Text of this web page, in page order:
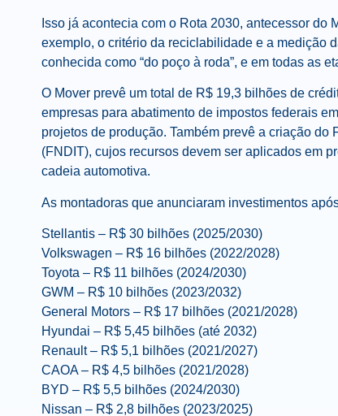
Isso já acontecia com o Rota 2030, antecessor do
exemplo, o critério da reciclabilidade e a medição
conhecida como “do poço à roda”, e em todas as
O Mover prevê um total de R$ 19,3 bilhões de
empresas para abatimento de impostos federais
projetos de produção. Também prevê a criação
(FNDIT), cujos recursos devem ser aplicados em
cadeia automotiva.
As montadoras que anunciaram investimentos
Stellantis – R$ 30 bilhões (2025/2030)
Volkswagen – R$ 16 bilhões (2022/2028)
Toyota – R$ 11 bilhões (2024/2030)
GWM – R$ 10 bilhões (2023/2032)
General Motors – R$ 17 bilhões (2021/2028)
Hyundai – R$ 5,45 bilhões (até 2032)
Renault – R$ 5,1 bilhões (2021/2027)
CAOA – R$ 4,5 bilhões (2021/2028)
BYD – R$ 5,5 bilhões (2024/2030)
Nissan – R$ 2,8 bilhões (2023/2025)